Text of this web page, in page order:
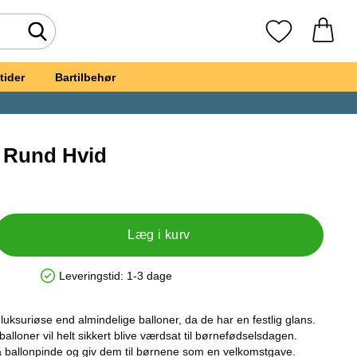
Foretag søgning Mine favoritter
Bartilbehør
Hvid
Læg i kurv
Produkttilgængelighed: På lager
Leveringstid: 1-3 dage
end almindelige balloner, da de har en festlig glans.
vil helt sikkert blive værdsat til børnefødselsdagen.
og giv dem til børnene som en velkomstgave.